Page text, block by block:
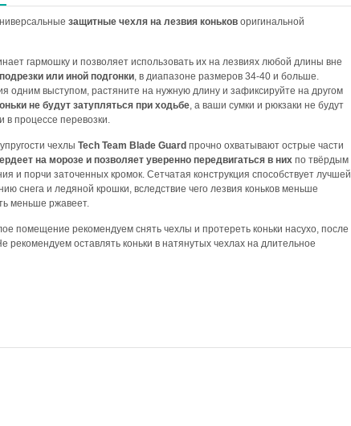
защитные чехля на лезвия коньков оригинальной
гармошку и позволяет использовать их на лезвиях любой длины вне
или иной подгонки, в диапазоне размеров 34-40 и больше.
одним выступом, растяните на нужную длину и зафиксируйте на другом
не будут затупляться при ходьбе, а ваши сумки и рюкзаки не будут
в процессе перевозки.
чехлы Tech Team Blade Guard прочно охватывают острые части
на морозе и позволяет уверенно передвигаться в них по твёрдым
и порчи заточенных кромок. Сетчатая конструкция способствует лучшей
снега и ледяной крошки, вследствие чего лезвия коньков меньше
меньше ржавеет.
помещение рекомендуем снять чехлы и протереть коньки насухо, после
рекомендуем оставлять коньки в натянутых чехлах на длительное